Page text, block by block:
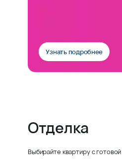
Узнать подробнее
Отделка
Выбирайте квартиру с